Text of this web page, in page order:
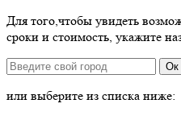
Для того,чтобы увидеть
сроки и стоимость, укажите
Ок
или выберите из списка ниже: